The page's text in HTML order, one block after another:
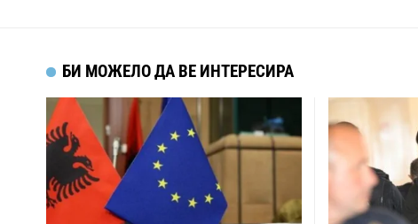
БИ МОЖЕЛО ДА ВЕ ИНТЕРЕСИРА